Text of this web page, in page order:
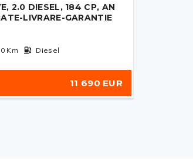
2.0 DIESEL, 184 CP, AN
LIVRARE-GARANTIE
Km Diesel
11 690 EUR